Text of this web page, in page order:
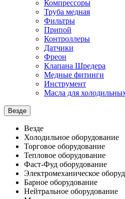
Компрессоры
Труба медная
Фильтры
Припой
Контроллеры
Датчики
Фреон
Клапана Шредера
Медные фитинги
Инструмент
Масла для
Везде
Везде
Холодильное оборудование
Торговое оборудование
Тепловое оборудование
Фаст-Фуд оборудование
Электромеханическое
Барное оборудование
Нейтральное оборудование